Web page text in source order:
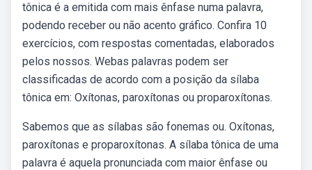
tônica é a emitida com mais ênfase numa palavra,
podendo receber ou não acento gráfico. Confira 10
exercícios, com respostas comentadas, elaborados
pelos nossos. Webas palavras podem ser
classificadas de acordo com a posição da sílaba
tônica em: Oxítonas, paroxítonas ou proparoxítonas.
Sabemos que as sílabas são fonemas ou. Oxítonas,
paroxítonas e proparoxítonas. A sílaba tônica de uma
palavra é aquela pronunciada com maior ênfase ou